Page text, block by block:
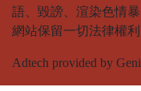
語、毀謗、渲染色情
網站保留一切法律權利
Adtech provided by